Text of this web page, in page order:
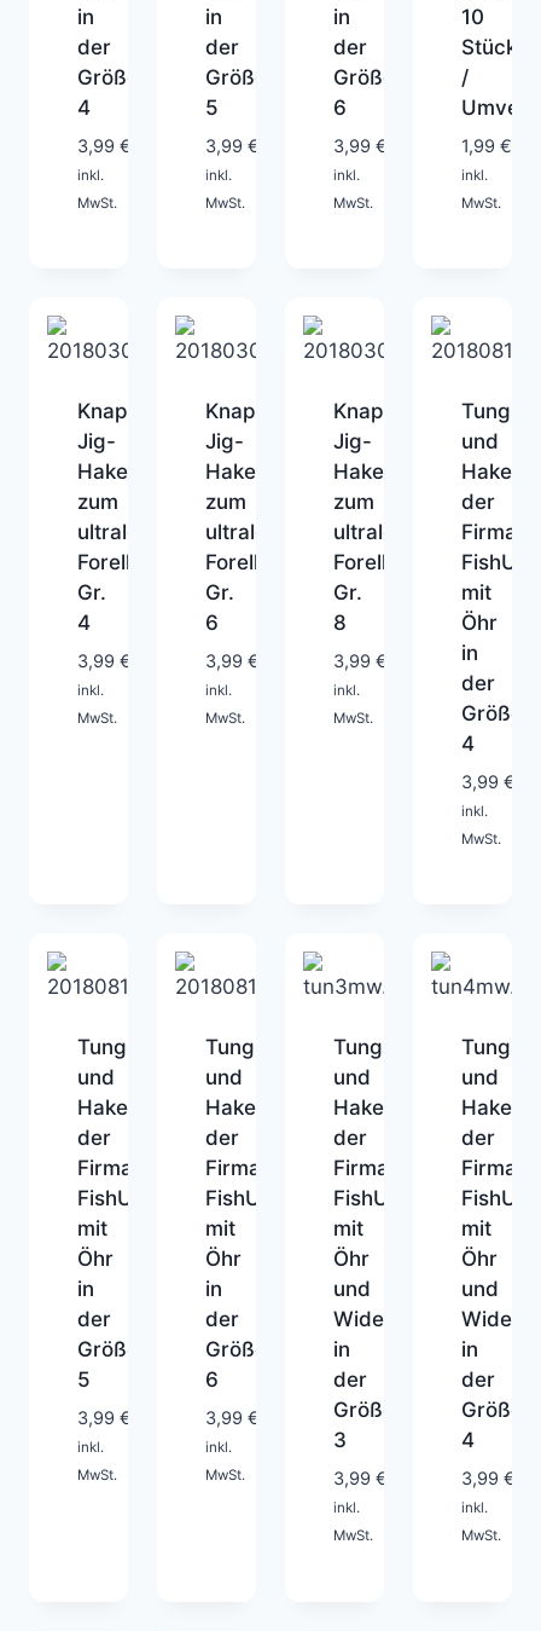
in
der
Größe
4
3,99 €
inkl.
MwSt.
1-
2
Tage
in
der
Größe
5
3,99 €
inkl.
MwSt.
1-
2
Tage
in
der
Größe
6
3,99 €
inkl.
MwSt.
1-
2
Tage
10
Stück
/
1,99 €
inkl.
MwSt.
1-
2
Tage
Knapek
Jig-
Haken
zum
ultraleichten
Forellenfischen
Gr.
4
3,99 €
inkl.
MwSt.
1-
2
Tage
Knapek
Jig-
Haken
zum
ultraleichten
Forellenfischen
Gr.
6
3,99 €
inkl.
MwSt.
1-
2
Tage
Knapek
Jig-
Haken
zum
ultraleichten
Forellenfischen
Gr.
8
3,99 €
inkl.
MwSt.
1-
2
Tage
und
Haken
der
Firma
FishUp
mit
Öhr
in
der
Größe
4
3,99 €
inkl.
MwSt.
1-
2
Tage
Tungsten
und
Haken
der
Firma
FishUp
mit
Öhr
in
der
Größe
5
3,99 €
inkl.
MwSt.
1-
2
Tage
Tungsten
und
Haken
der
Firma
FishUp
mit
Öhr
in
der
Größe
6
3,99 €
inkl.
MwSt.
1-
2
Tage
Tungsten
und
Haken
der
Firma
FishUp
mit
Öhr
und
Widerhaken
in
der
Größe
3
3,99 €
inkl.
MwSt.
1-
2
Tage
und
Haken
der
Firma
FishUp
mit
Öhr
und
in
der
Größe
4
3,99 €
inkl.
MwSt.
1-
2
Tage